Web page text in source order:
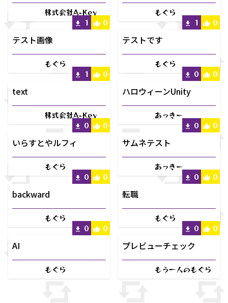
株式会社A-Key
もぐら
1
0
テスト画像
もぐら
1 0
テストです
もぐら
1
0
text
株式会社A-Key
0 0
ハロウィーンUnity
あっきー
0
0
いらすとやルフィ
もぐら
0 0
サムネテスト
あっきー
0
0
backward
もぐら
0 0
転職
もぐら
0
0
AI
もぐら
0 0
プレビューチェック
もう一人のもぐら